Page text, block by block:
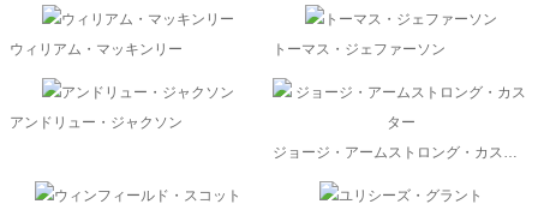
ウィリアム・マッキンリー トーマス・ジェファーソン
アンドリュー・ジャクソン
ジョージ・アームストロング・カスター